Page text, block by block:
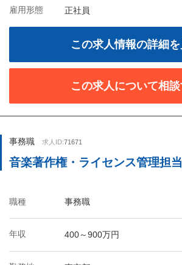
雇用形態 正社員
この求人情報の詳細
この求人について相
事務職 求人ID:71671
音楽著作権・ライセンス管理担当
職種 事務職
年収 400～900万円